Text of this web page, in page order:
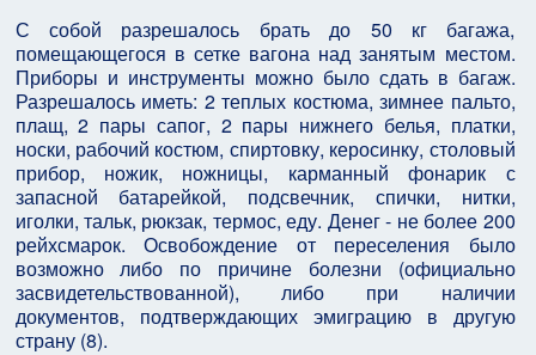
С собой разрешалось брать до 50 кг багажа,
помещающегося в сетке вагона над занятым местом.
Приборы и инструменты можно было сдать в багаж.
Разрешалось иметь: 2 теплых костюма, зимнее пальто,
плащ, 2 пары сапог, 2 пары нижнего белья, платки,
носки, рабочий костюм, спиртовку, керосинку, столовый
прибор, ножик, ножницы, карманный фонарик с
запасной батарейкой, подсвечник, спички, нитки,
иголки, тальк, рюкзак, термос, еду. Денег - не более 200
рейхсмарок. Освобождение от переселения было
возможно либо по причине болезни (официально
засвидетельствованной), либо при наличии
документов, подтверждающих эмиграцию в другую
страну (8).